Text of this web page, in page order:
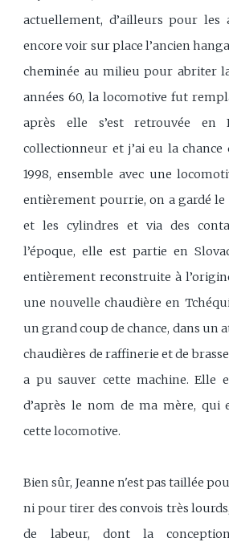
actuellement, d’ailleurs pour les
encore voir sur place l’ancien
cheminée au milieu pour abriter
années 60, la locomotive fut
après elle s’est retrouvée en
collectionneur et j’ai eu la
1998, ensemble avec une
entièrement pourrie, on a gardé le
et les cylindres et via des
l’époque, elle est partie en
entièrement reconstruite à
une nouvelle chaudière en
un grand coup de chance, dans un
chaudières de raffinerie et de
a pu sauver cette machine. Elle
d’après le nom de ma mère, qui
cette locomotive.
Bien sûr, Jeanne n'est pas taillée
ni pour tirer des convois très
de labeur, dont la